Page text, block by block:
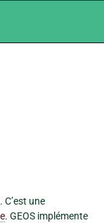
. C’est une
. GEOS implémente